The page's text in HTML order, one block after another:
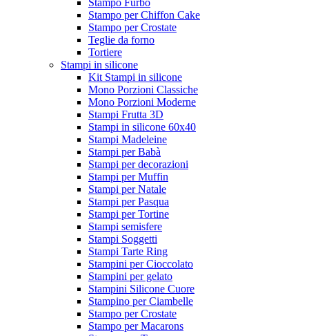
Stampo Furbo
Stampo per Chiffon Cake
Stampo per Crostate
Teglie da forno
Tortiere
Stampi in silicone
Kit Stampi in silicone
Mono Porzioni Classiche
Mono Porzioni Moderne
Stampi Frutta 3D
Stampi in silicone 60x40
Stampi Madeleine
Stampi per Babà
Stampi per decorazioni
Stampi per Muffin
Stampi per Natale
Stampi per Pasqua
Stampi per Tortine
Stampi semisfere
Stampi Soggetti
Stampi Tarte Ring
Stampini per Cioccolato
Stampini per gelato
Stampini Silicone Cuore
Stampino per Ciambelle
Stampo per Crostate
Stampo per Macarons